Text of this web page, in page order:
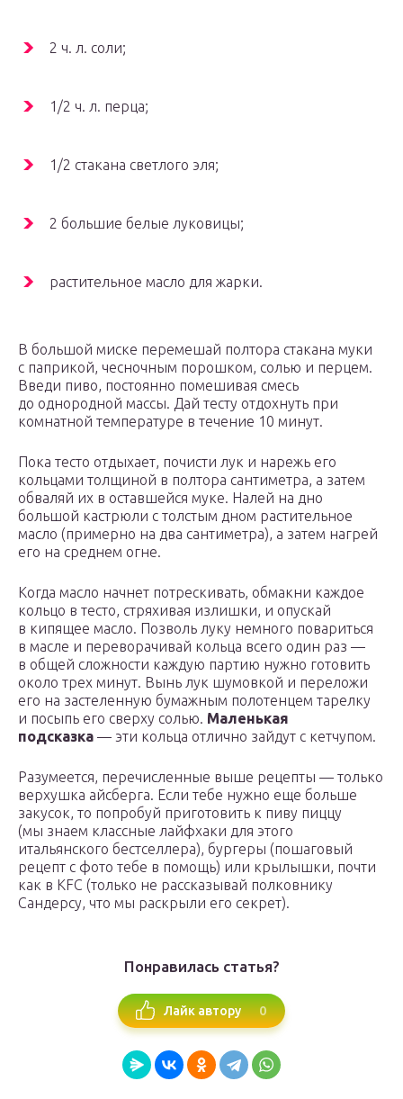
2 ч. л. соли;
1/2 ч. л. перца;
1/2 стакана светлого эля;
2 большие белые луковицы;
растительное масло для жарки.
В большой миске перемешай полтора стакана муки
с паприкой, чесночным порошком, солью и перцем.
Введи пиво, постоянно помешивая смесь
до однородной массы. Дай тесту отдохнуть при
комнатной температуре в течение 10 минут.
Пока тесто отдыхает, почисти лук и нарежь его
кольцами толщиной в полтора сантиметра, а затем
обваляй их в оставшейся муке. Налей на дно
большой кастрюли с толстым дном растительное
масло (примерно на два сантиметра), а затем нагрей
его на среднем огне.
Когда масло начнет потрескивать, обмакни каждое
кольцо в тесто, стряхивая излишки, и опускай
в кипящее масло. Позволь луку немного повариться
в масле и переворачивай кольца всего один раз —
в общей сложности каждую партию нужно готовить
около трех минут. Вынь лук шумовкой и переложи
его на застеленную бумажным полотенцем тарелку
и посыпь его сверху солью. Маленькая
подсказка — эти кольца отлично зайдут с кетчупом.
Разумеется, перечисленные выше рецепты — только
верхушка айсберга. Если тебе нужно еще больше
закусок, то попробуй приготовить к пиву пиццу
(мы знаем классные лайфхаки для этого
итальянского бестселлера), бургеры (пошаговый
рецепт с фото тебе в помощь) или крылышки, почти
как в KFC (только не рассказывай полковнику
Сандерсу, что мы раскрыли его секрет).
Понравилась статья?
Лайк автору 0